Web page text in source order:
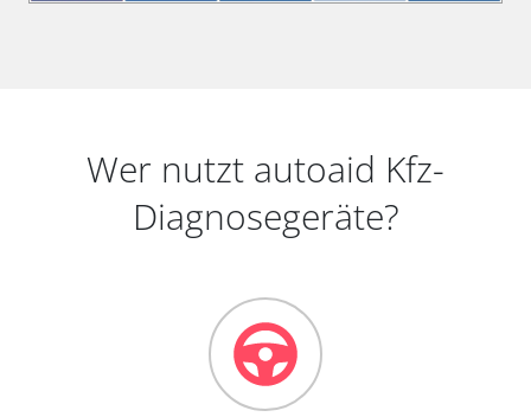
Wer nutzt autoaid Kfz-
Diagnosegeräte?